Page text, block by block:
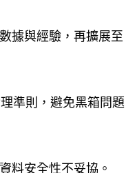
據與經驗，再擴展至
準則，避免黑箱問題
料安全性不妥協。